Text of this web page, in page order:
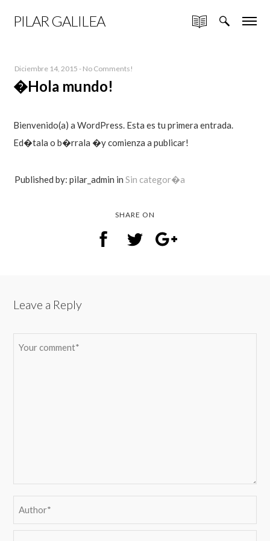
PILAR GALILEA
Diciembre 14, 2015 - No Comments!
�Hola mundo!
Bienvenido(a) a WordPress. Esta es tu primera entrada.
Ed�tala o b�rrala �y comienza a publicar!
Published by: pilar_admin in Sin categor�a
SHARE ON
Leave a Reply